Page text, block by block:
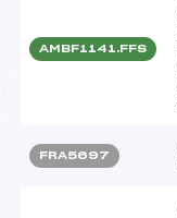
AMBF1141.FFS
FRA5697